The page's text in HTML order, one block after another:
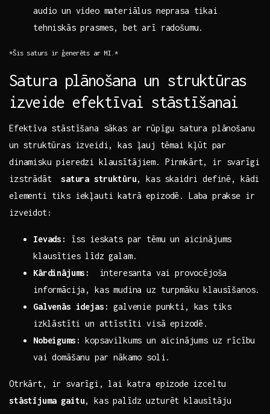
audio un video materiālus neprasa ‌tikai
tehniskās ​prasmes, bet arī radošumu.
*Šis‍ saturs ir⁣ ģenerēts ⁣ar ‍MI.*
Satura plānošana un struktūras​
izveide efektīvai ⁢stāstīšanai
Efektīva ⁤stāstīšana sākas ar rūpīgu satura‌ plānošanu
un ⁤struktūras izveidi, kas ‌ļauj⁤ tēmai⁤ kļūt par
dinamisku pieredzi klausītājiem. Pirmkārt, ir svarīgi
izstrādāt ⁤satura ⁣struktūru, kas skaidri definē, ‍kādi
elementi tiks‌ iekļauti katrā epizodē. Laba ⁣prakse‍ ir
izveidot:
Ievads:
īss ieskats par‍ tēmu un aicinājums⁢
klausīties līdz galam.
Kārdinājums:
⁣ interesanta vai provocējoša
informācija,‍ kas mudina uz turpmāku klausīšanos.
Galvenās idejas: galvenie punkti, kas ⁤tiks
⁣izklāstīti un ‌attīstīti visā ‌epizodē.
Nobeigums: kopsavilkums un⁤ aicinājums uz rīcību
vai domāšanu ⁢par nākamo​ soli.
Otrkārt, ir ‍svarīgi, ⁣lai katra epizode⁤ izceltu⁣
stāstījuma‌ gaitu, kas palīdz uzturēt klausītāju